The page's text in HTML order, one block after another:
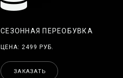
СЕЗОННАЯ ПЕРЕОБУВКА
ЦЕНА: 2499 РУБ.
ЗАКАЗАТЬ